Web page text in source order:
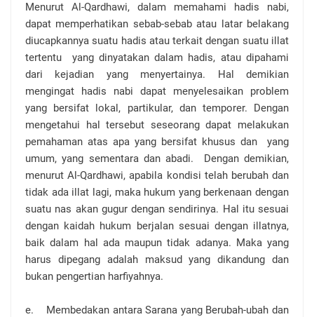
Menurut Al-Qardhawi, dalam memahami hadis nabi,
dapat memperhatikan sebab-sebab atau latar belakang
diucapkannya suatu hadis atau terkait dengan suatu illat
tertentu yang dinyatakan dalam hadis, atau dipahami
dari kejadian yang menyertainya. Hal demikian
mengingat hadis nabi dapat menyelesaikan problem
yang bersifat lokal, partikular, dan temporer. Dengan
mengetahui hal tersebut seseorang dapat melakukan
pemahaman atas apa yang bersifat khusus dan yang
umum, yang sementara dan abadi. Dengan demikian,
menurut Al-Qardhawi, apabila kondisi telah berubah dan
tidak ada illat lagi, maka hukum yang berkenaan dengan
suatu nas akan gugur dengan sendirinya. Hal itu sesuai
dengan kaidah hukum berjalan sesuai dengan illatnya,
baik dalam hal ada maupun tidak adanya. Maka yang
harus dipegang adalah maksud yang dikandung dan
bukan pengertian harfiyahnya.
e. Membedakan antara Sarana yang Berubah-ubah dan